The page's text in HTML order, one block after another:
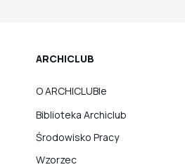
ARCHICLUB
O ARCHICLUBIe
Biblioteka Archiclub
Środowisko Pracy
Wzorzec